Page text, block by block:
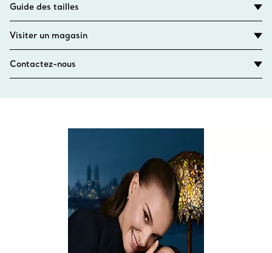
Guide des tailles
Visiter un magasin
Contactez-nous